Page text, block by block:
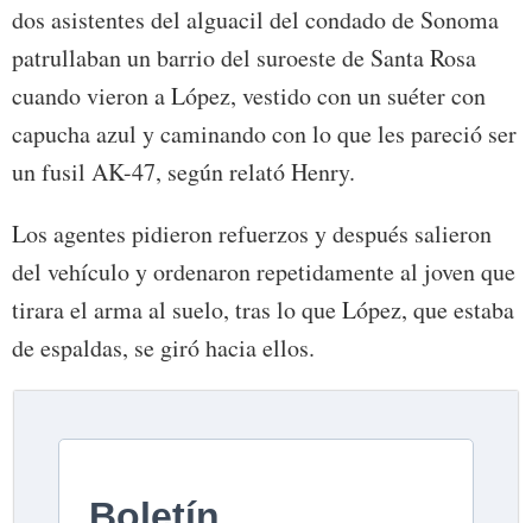
dos asistentes del alguacil del condado de Sonoma
patrullaban un barrio del suroeste de Santa Rosa
cuando vieron a López, vestido con un suéter con
capucha azul y caminando con lo que les pareció ser
un fusil AK-47, según relató Henry.
Los agentes pidieron refuerzos y después salieron
del vehículo y ordenaron repetidamente al joven que
tirara el arma al suelo, tras lo que López, que estaba
de espaldas, se giró hacia ellos.